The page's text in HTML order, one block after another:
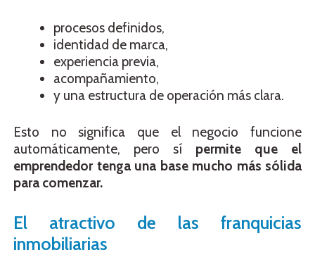
procesos definidos,
identidad de marca,
experiencia previa,
acompañamiento,
y una estructura de operación más clara.
Esto no significa que el negocio funcione
automáticamente, pero sí permite que el
emprendedor tenga una base mucho más sólida
para comenzar.
El atractivo de las franquicias
inmobiliarias